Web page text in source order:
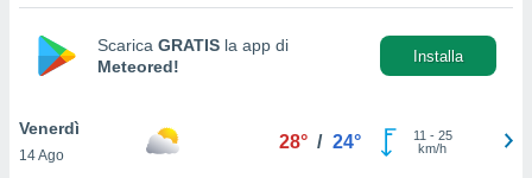
la
nella
Scarica GRATIS la app di
Meteored!
Installa
Venerdì
14 Ago
28° / 24° 11 - 25
km/h